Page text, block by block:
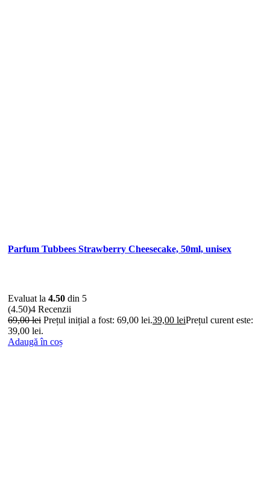
Parfum Tubbees Strawberry Cheesecake, 50ml, unisex
Evaluat la 4.50 din 5
(4.50)4 Recenzii
69,00lei Prețul inițial a fost: 69,00 lei.39,00 leiPrețul curent este:
39,00 lei.
Adaugă în coș